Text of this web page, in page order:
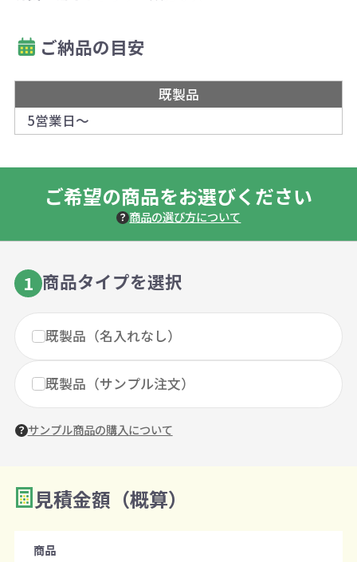
ご納品の目安
既製品
5営業日～
ご希望の商品をお選びください
商品の選び方について
1 商品タイプを選択
既製品（名入れなし）
既製品（サンプル注文）
サンプル商品の購入について
2 数量を入力
購入条件
見積金額（概算）
商品